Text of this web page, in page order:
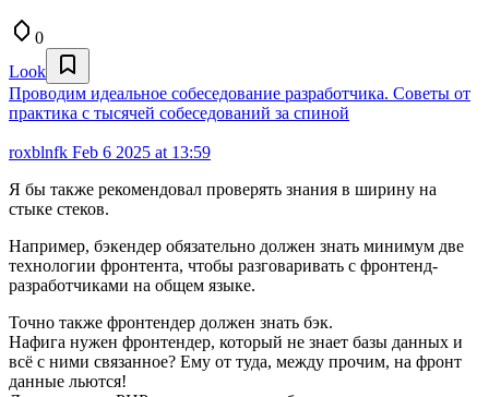
0
Look
Проводим идеальное собеседование разработчика. Советы от
практика с тысячей собеседований за спиной
roxblnfk Feb 6 2025 at 13:59
Я бы также рекомендовал проверять знания в ширину на
стыке стеков.
Например, бэкендер обязательно должен знать минимум две
технологии фронтента, чтобы разговаривать с фронтенд-
разработчиками на общем языке.
Точно также фронтендер должен знать бэк.
Нафига нужен фронтендер, который не знает базы данных и
всё с ними связанное? Ему от туда, между прочим, на фронт
данные льются!